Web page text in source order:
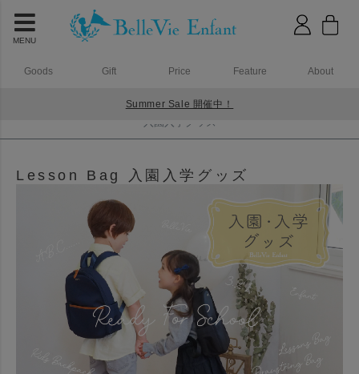
MENU
Goods Gift Price Feature About
Summer Sale 開催中！
入園入学グッズ
Lesson Bag 入園入学グッズ